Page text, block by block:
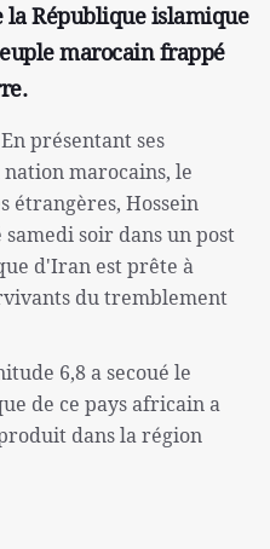
la République islamique
marocain frappé
présentant ses
marocains, le
étrangères, Hossein
soir dans un post
d'Iran est prête à
du tremblement
6,8 a secoué le
de ce pays africain a
dans la région